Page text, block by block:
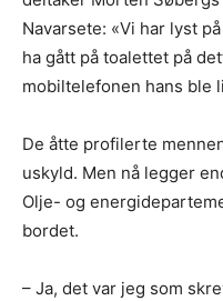
Navarsete: «Vi har lyst
ha gått på toalettet på
mobiltelefonen hans ble
De åtte profilerte
uskyld. Men nå legger
Olje- og
bordet.
– Ja, det var jeg som